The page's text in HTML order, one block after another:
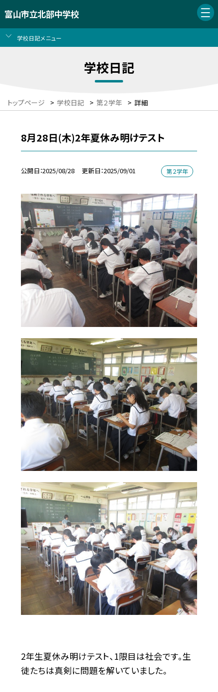
富山市立北部中学校
学校日記メニュー
学校日記
トップページ > 学校日記 > 第２学年 > 詳細
8月28日(木)2年夏休み明けテスト
公開日 2025/08/28 更新日 2025/09/01 第２学年
2年生夏休み明けテスト、1限目は社会です。生
徒たちは真剣に問題を解いていました。